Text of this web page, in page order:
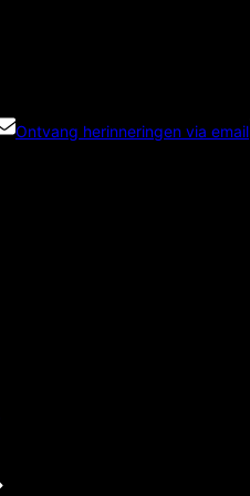
Ontvang herinneringen via email